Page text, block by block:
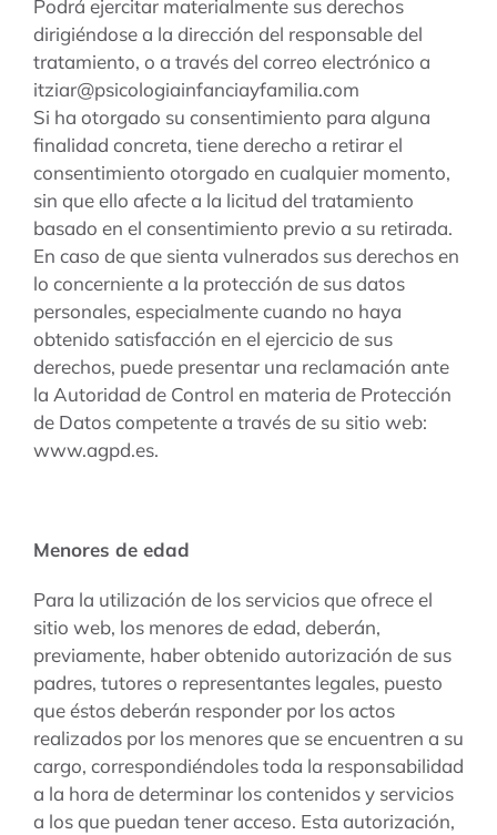
Podrá ejercitar materialmente sus derechos
dirigiéndose a la dirección del responsable del
tratamiento, o a través del correo electrónico a
itziar@psicologiainfanciayfamilia.com
Si ha otorgado su consentimiento para alguna
finalidad concreta, tiene derecho a retirar el
consentimiento otorgado en cualquier momento,
sin que ello afecte a la licitud del tratamiento
basado en el consentimiento previo a su retirada.
En caso de que sienta vulnerados sus derechos en
lo concerniente a la protección de sus datos
personales, especialmente cuando no haya
obtenido satisfacción en el ejercicio de sus
derechos, puede presentar una reclamación ante
la Autoridad de Control en materia de Protección
de Datos competente a través de su sitio web:
www.agpd.es.
Menores de edad
Para la utilización de los servicios que ofrece el
sitio web, los menores de edad, deberán,
previamente, haber obtenido autorización de sus
padres, tutores o representantes legales, puesto
que éstos deberán responder por los actos
realizados por los menores que se encuentren a su
cargo, correspondiéndoles toda la responsabilidad
a la hora de determinar los contenidos y servicios
a los que puedan tener acceso. Esta autorización,